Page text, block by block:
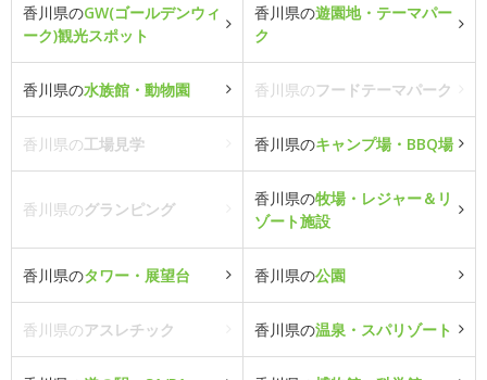
香川県のGW(ゴールデンウィ
ーク)観光スポット
香川県の遊園地・テーマパー
ク
香川県の水族館・動物園 香川県のフードテーマパーク
香川県の工場見学 香川県のキャンプ場・BBQ場
香川県のグランピング
香川県の牧場・レジャー＆リ
ゾート施設
香川県のタワー・展望台 香川県の公園
香川県のアスレチック 香川県の温泉・スパリゾート